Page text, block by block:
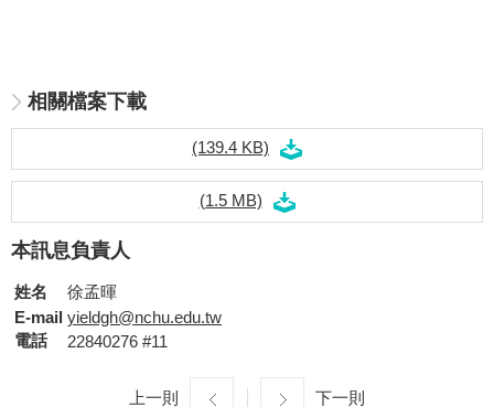
相關檔案下載
(139.4 KB)
(1.5 MB)
本訊息負責人
姓名
徐孟暉
E-mail yieldgh@nchu.edu.tw
電話
22840276 #11
上一則 下一則